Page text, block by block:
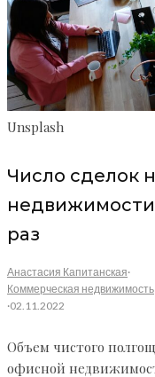
Unsplash
Число сделок
недвижимости
раз
Анастасия Капитанская·
Коммерческая недвижимость
·02.11.2022
Объем чистого
офисной